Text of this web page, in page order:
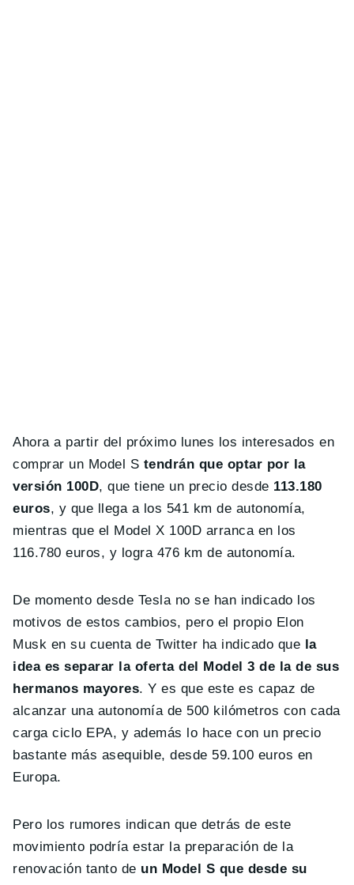
Ahora a partir del próximo lunes los interesados en
comprar un Model S tendrán que optar por la
versión 100D, que tiene un precio desde 113.180
euros, y que llega a los 541 km de autonomía,
mientras que el Model X 100D arranca en los
116.780 euros, y logra 476 km de autonomía.
De momento desde Tesla no se han indicado los
motivos de estos cambios, pero el propio Elon
Musk en su cuenta de Twitter ha indicado que la
idea es separar la oferta del Model 3 de la de sus
hermanos mayores. Y es que este es capaz de
alcanzar una autonomía de 500 kilómetros con cada
carga ciclo EPA, y además lo hace con un precio
bastante más asequible, desde 59.100 euros en
Europa.
Pero los rumores indican que detrás de este
movimiento podría estar la preparación de la
renovación tanto de un Model S que desde su